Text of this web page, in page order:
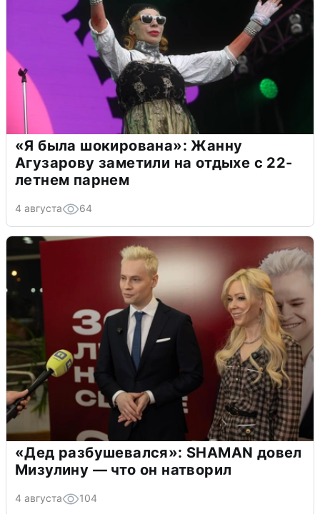
«Я была шокирована»: Жанну
Агузарову заметили на отдыхе с 22-
летнем парнем
4 августа 64
«Дед разбушевался»: SHAMAN довел
Мизулину — что он натворил
4 августа 104